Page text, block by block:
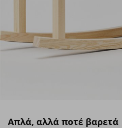
Απλά, αλλά ποτέ βαρετά